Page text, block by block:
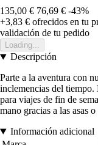
135,00 € 76,69 € -43%
+3,83 € ofrecidos en tu
validación de tu pedido
Loading...
Descripción
Parte a la aventura con
inclemencias del
para viajes de fin de
mano gracias a las asas
Información adicional